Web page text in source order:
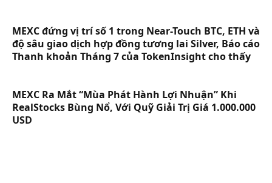
MEXC đứng vị trí số 1 trong Near-Touch BTC, ETH và
độ sâu giao dịch hợp đồng tương lai Silver, Báo cáo
Thanh khoản Tháng 7 của TokenInsight cho thấy
MEXC Ra Mắt “Mùa Phát Hành Lợi Nhuận” Khi
RealStocks Bùng Nổ, Với Quỹ Giải Trị Giá 1.000.000
USD